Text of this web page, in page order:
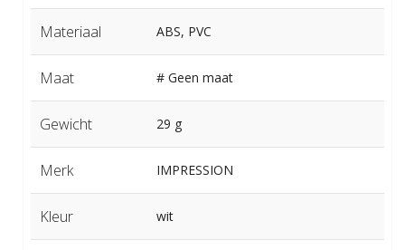
Materiaal ABS, PVC
Maat # Geen maat
Gewicht 29 g
Merk IMPRESSION
Kleur wit